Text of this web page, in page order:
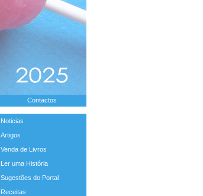
Contactos
Noticias
Artigos
Venda de Livros
Ler uma História
Sugestões do Portal
Receitas